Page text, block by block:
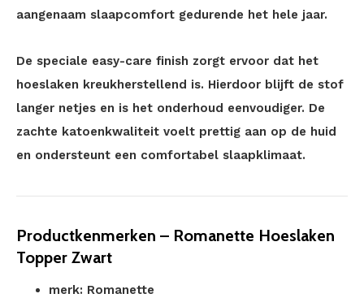
aangenaam slaapcomfort gedurende het hele jaar.
De speciale easy-care finish zorgt ervoor dat het
hoeslaken kreukherstellend is. Hierdoor blijft de stof
langer netjes en is het onderhoud eenvoudiger. De
zachte katoenkwaliteit voelt prettig aan op de huid
en ondersteunt een comfortabel slaapklimaat.
Productkenmerken – Romanette Hoeslaken
Topper Zwart
merk: Romanette